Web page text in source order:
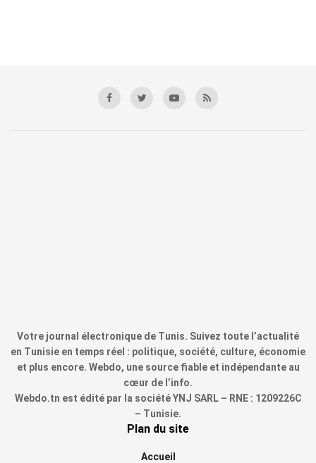
Votre journal électronique de Tunis. Suivez toute l’actualité
en Tunisie en temps réel : politique, société, culture, économie
et plus encore. Webdo, une source fiable et indépendante au
cœur de l’info.
Webdo.tn est édité par la société YNJ SARL – RNE : 1209226C
– Tunisie.
Plan du site
Accueil